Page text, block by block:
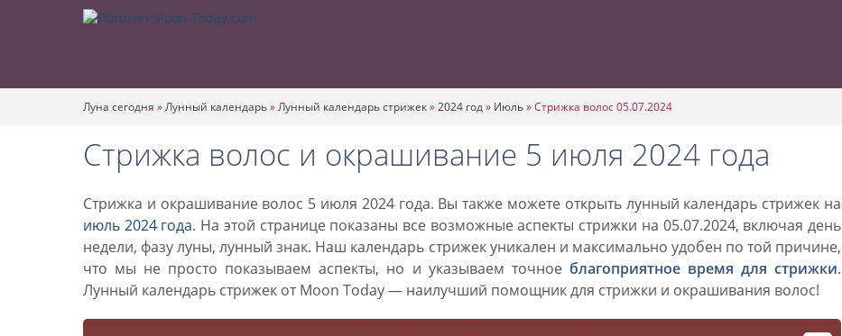
Луна сегодня »Лунный календарь»Лунный календарь стрижек»2024 год» Июль»Стрижка волос 05.07.2024
Стрижка волос и окрашивание 5 июля 2024 года
Стрижка и окрашивание волос 5 июля 2024 года. Вы также можете открыть лунный календарь стрижек на
июль 2024 года. На этой странице показаны все возможные аспекты стрижки на 05.07.2024, включая день
недели, фазу луны, лунный знак. Наш календарь стрижек уникален и максимально удобен по той причине,
что мы не просто показываем аспекты, но и указываем точное благоприятное время для стрижки.
Лунный календарь стрижек от Moon Today — наилучший помощник для стрижки и окрашивания волос!